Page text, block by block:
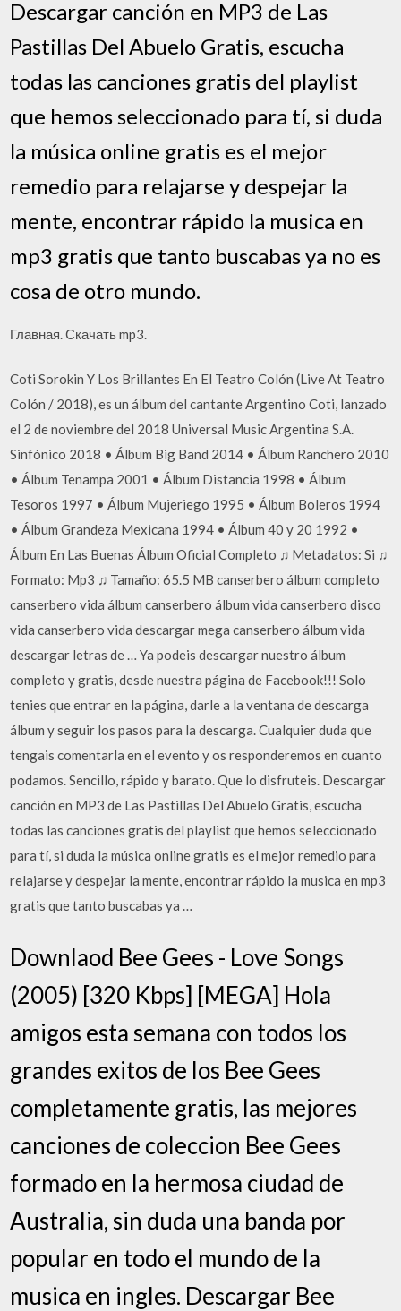
Descargar canción en MP3 de Las
Pastillas Del Abuelo Gratis, escucha
todas las canciones gratis del playlist
que hemos seleccionado para tí, si duda
la música online gratis es el mejor
remedio para relajarse y despejar la
mente, encontrar rápido la musica en
mp3 gratis que tanto buscabas ya no es
cosa de otro mundo.
Главная. Скачать mp3.
Coti Sorokin Y Los Brillantes En El Teatro Colón (Live At Teatro
Colón / 2018), es un álbum del cantante Argentino Coti, lanzado
el 2 de noviembre del 2018 Universal Music Argentina S.A.
Sinfónico 2018 • Álbum Big Band 2014 • Álbum Ranchero 2010
• Álbum Tenampa 2001 • Álbum Distancia 1998 • Álbum
Tesoros 1997 • Álbum Mujeriego 1995 • Álbum Boleros 1994
• Álbum Grandeza Mexicana 1994 • Álbum 40 y 20 1992 •
Álbum En Las Buenas Álbum Oficial Completo ♫ Metadatos: Si ♫
Formato: Mp3 ♫ Tamaño: 65.5 MB canserbero álbum completo
canserbero vida álbum canserbero álbum vida canserbero disco
vida canserbero vida descargar mega canserbero álbum vida
descargar letras de … Ya podeis descargar nuestro álbum
completo y gratis, desde nuestra página de Facebook!!! Solo
tenies que entrar en la página, darle a la ventana de descarga
álbum y seguir los pasos para la descarga. Cualquier duda que
tengais comentarla en el evento y os responderemos en cuanto
podamos. Sencillo, rápido y barato. Que lo disfruteis. Descargar
canción en MP3 de Las Pastillas Del Abuelo Gratis, escucha
todas las canciones gratis del playlist que hemos seleccionado
para tí, si duda la música online gratis es el mejor remedio para
relajarse y despejar la mente, encontrar rápido la musica en mp3
gratis que tanto buscabas ya …
Downlaod Bee Gees - Love Songs
(2005) [320 Kbps] [MEGA] Hola
amigos esta semana con todos los
grandes exitos de los Bee Gees
completamente gratis, las mejores
canciones de coleccion Bee Gees
formado en la hermosa ciudad de
Australia, sin duda una banda por
popular en todo el mundo de la
musica en ingles. Descargar Bee